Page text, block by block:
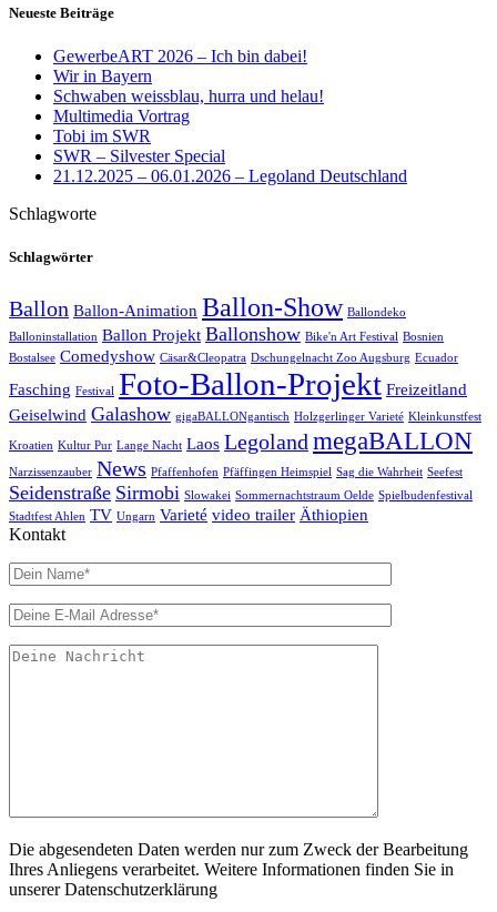
Neueste Beiträge
GewerbeART 2026 – Ich bin dabei!
Wir in Bayern
Schwaben weissblau, hurra und helau!
Multimedia Vortrag
Tobi im SWR
SWR – Silvester Special
21.12.2025 – 06.01.2026 – Legoland Deutschland
Schlagworte
Schlagwörter
Ballon Ballon-Animation Ballon-Show Ballondeko
Balloninstallation Ballon Projekt Ballonshow Bike'n Art Festival Bosnien
Bostalsee Comedyshow Cäsar&Cleopatra Dschungelnacht Zoo Augsburg Ecuador
Fasching Festival Foto-Ballon-Projekt Freizeitland
Geiselwind Galashow gigaBALLONgantisch Holzgerlinger Varieté Kleinkunstfest
Kroatien Kultur Pur Lange Nacht Laos Legoland megaBALLON
Narzissenzauber News Pfaffenhofen Pfäffingen Heimspiel Sag die Wahrheit Seefest
Seidenstraße Sirmobi Slowakei Sommernachtstraum Oelde Spielbudenfestival
Stadtfest Ahlen TV Ungarn Varieté video trailer Äthiopien
Kontakt
Die abgesendeten Daten werden nur zum Zweck der Bearbeitung
Ihres Anliegens verarbeitet. Weitere Informationen finden Sie in
unserer Datenschutzerklärung